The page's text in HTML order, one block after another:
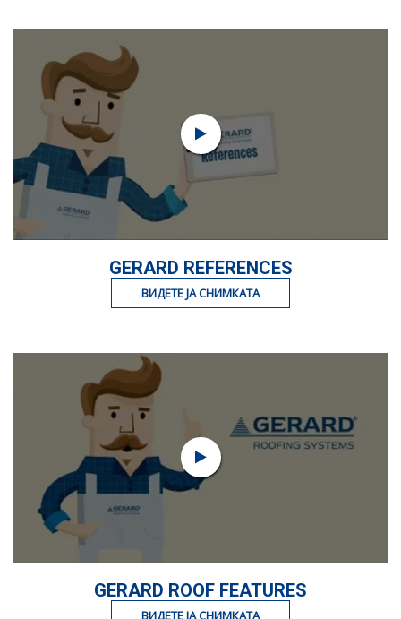
GERARD REFERENCES
ВИДЕТЕ ЈА СНИМКАТА
GERARD ROOF FEATURES